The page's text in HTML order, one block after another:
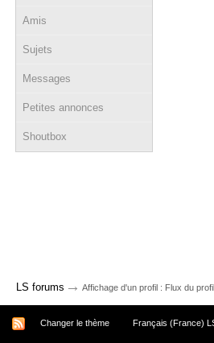
Amis
Sujets
Messages
Petites annonces
Shoutbox
LS forums → Affichage d'un profil : Flux du
Changer le thème Français (France)